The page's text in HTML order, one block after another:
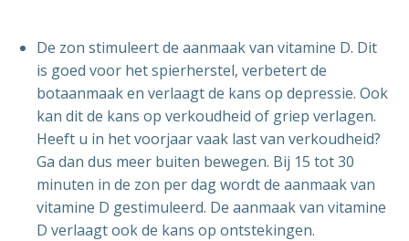
De zon stimuleert de aanmaak van vitamine D. Dit
is goed voor het spierherstel, verbetert de
botaanmaak en verlaagt de kans op depressie. Ook
kan dit de kans op verkoudheid of griep verlagen.
Heeft u in het voorjaar vaak last van verkoudheid?
Ga dan dus meer buiten bewegen. Bij 15 tot 30
minuten in de zon per dag wordt de aanmaak van
vitamine D gestimuleerd. De aanmaak van vitamine
D verlaagt ook de kans op ontstekingen.